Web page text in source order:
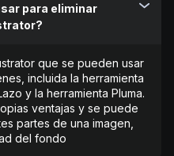
para eliminar
que se pueden usar
incluida la herramienta
y la herramienta Pluma.
ventajas y se puede
partes de una imagen,
del fondo